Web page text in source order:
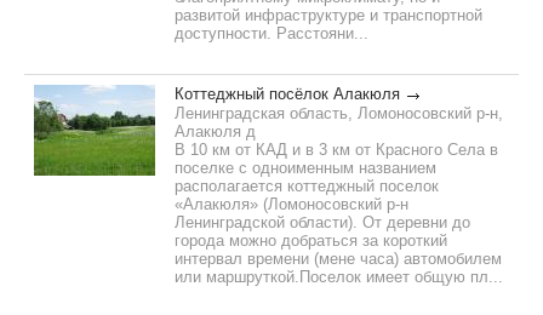
развитой инфраструктуре и транспортной
доступности. Расстояни...
Коттеджный посёлок Алакюля
Ленинградская область, Ломоносовский р-н,
Алакюля д
В 10 км от КАД и в 3 км от Красного Села в
поселке с одноименным названием
располагается коттеджный поселок
«Алакюля» (Ломоносовский р-н
Ленинградской области). От деревни до
города можно добраться за короткий
интервал времени (мене часа) автомобилем
или маршруткой.Поселок имеет общую пл...